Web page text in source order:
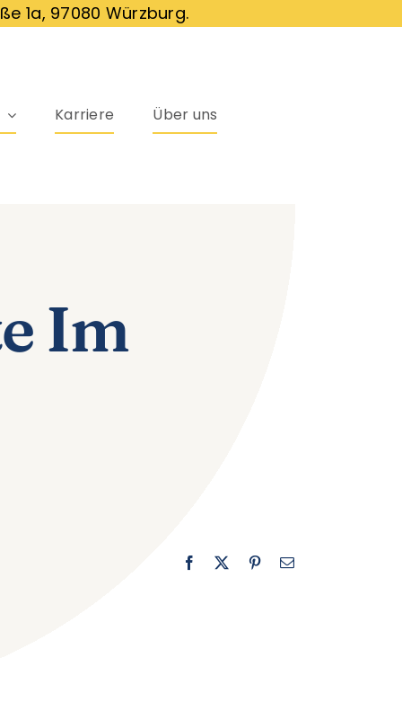
1a, 97080 Würzburg.
Karriere Über uns
Im